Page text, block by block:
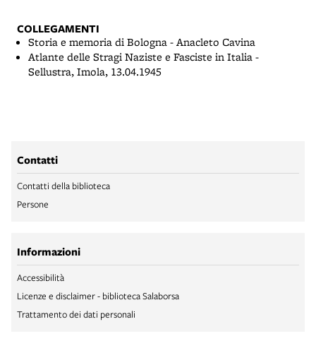
COLLEGAMENTI
Storia e memoria di Bologna - Anacleto Cavina
Atlante delle Stragi Naziste e Fasciste in Italia -
Sellustra, Imola, 13.04.1945
Contatti
Contatti della biblioteca
Persone
Informazioni
Accessibilità
Licenze e disclaimer - biblioteca Salaborsa
Trattamento dei dati personali